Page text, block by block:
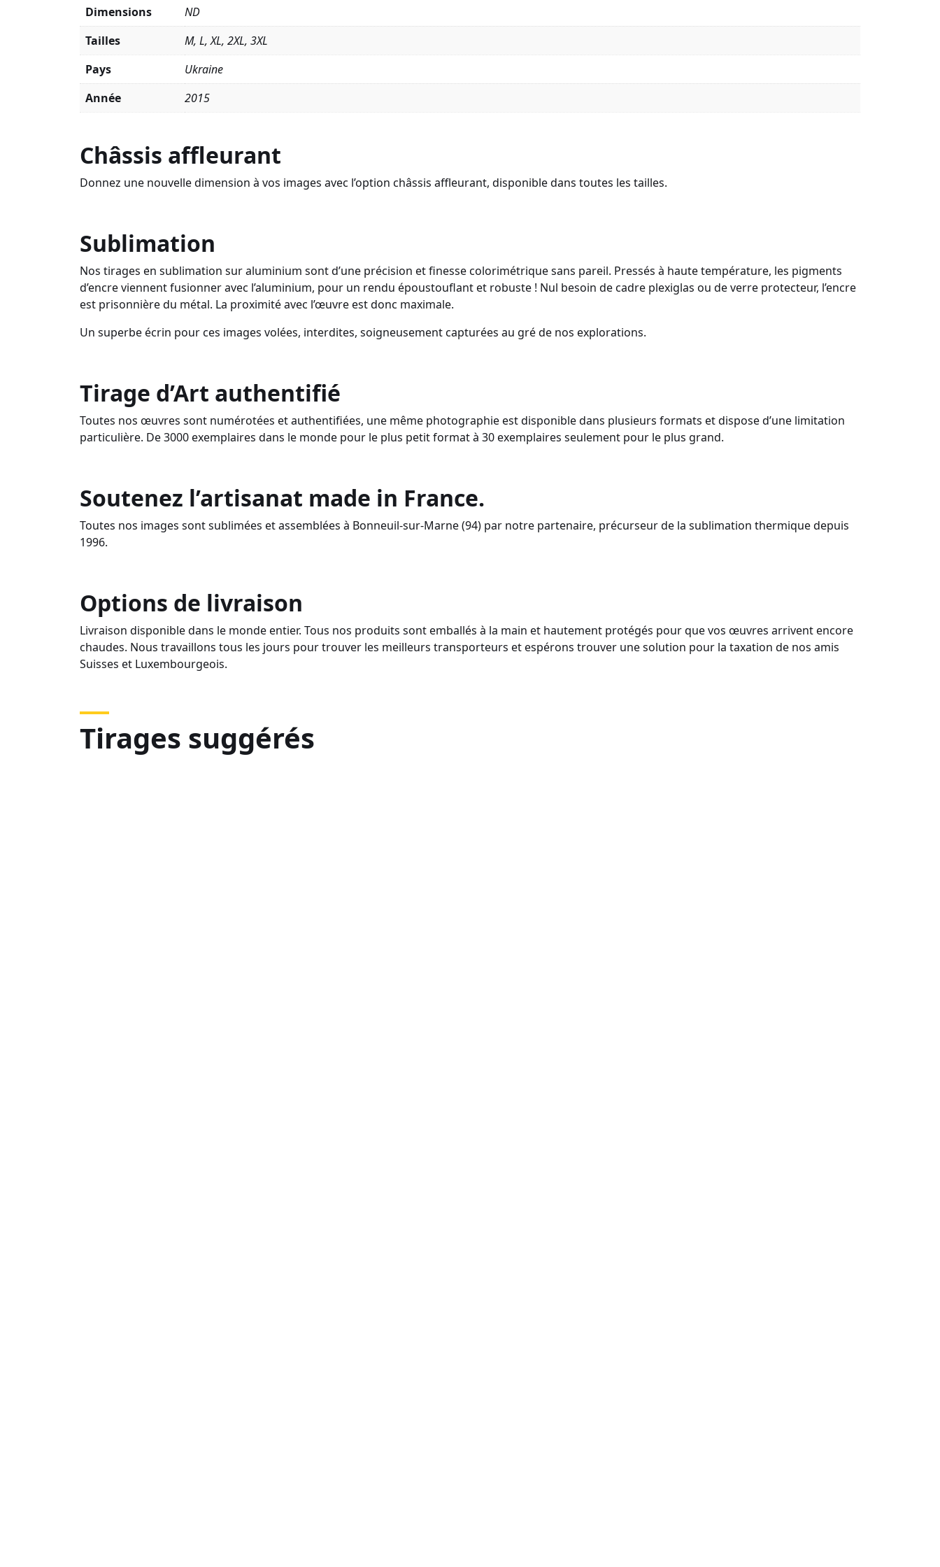
Châssis affleurant
Donnez une nouvelle dimension à vos images avec l’option châssis affleurant, disponible dans toutes les tailles.
Sublimation
Nos tirages en sublimation sur aluminium sont d’une précision et finesse colorimétrique sans pareil. Pressés à haute température, les pigments
d’encre viennent fusionner avec l’aluminium, pour un rendu époustouflant et robuste ! Nul besoin de cadre plexiglas ou de verre protecteur, l’encre
est prisonnière du métal. La proximité avec l’œuvre est donc maximale.
Un superbe écrin pour ces images volées, interdites, soigneusement capturées au gré de nos explorations.
Tirage d’Art authentifié
Toutes nos œuvres sont numérotées et authentifiées, une même photographie est disponible dans plusieurs formats et dispose d’une limitation
particulière. De 3000 exemplaires dans le monde pour le plus petit format à 30 exemplaires seulement pour le plus grand.
Soutenez l’artisanat made in France.
Toutes nos images sont sublimées et assemblées à Bonneuil-sur-Marne (94) par notre partenaire, précurseur de la sublimation thermique depuis
1996.
Options de livraison
Livraison disponible dans le monde entier. Tous nos produits sont emballés à la main et hautement protégés pour que vos œuvres arrivent encore
chaudes. Nous travaillons tous les jours pour trouver les meilleurs transporteurs et espérons trouver une solution pour la taxation de nos amis
Suisses et Luxembourgeois.
Dimensions
ND
Tailles
M, L, XL, 2XL, 3XL
Pays
Ukraine
Année
2015
Tirages suggérés